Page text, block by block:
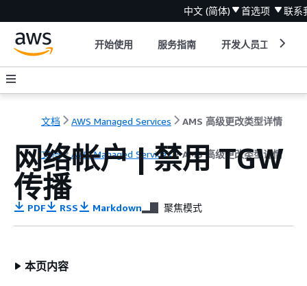
中文 (简体) 首选项 联系
开始使用 服务指南 开发人员工具
文档 AWS Managed Services AMS 高级更改类型详情
文档 AWS Managed Services AMS 高级更改类型详情
网络帐户 | 禁用 TGW
传播
PDF RSS Markdown 聚焦模式
本页内容